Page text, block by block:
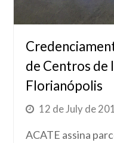
de Centros de
Florianópolis
12 de July de
ACATE assina